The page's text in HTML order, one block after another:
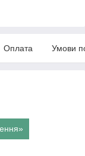
Оплата Умови